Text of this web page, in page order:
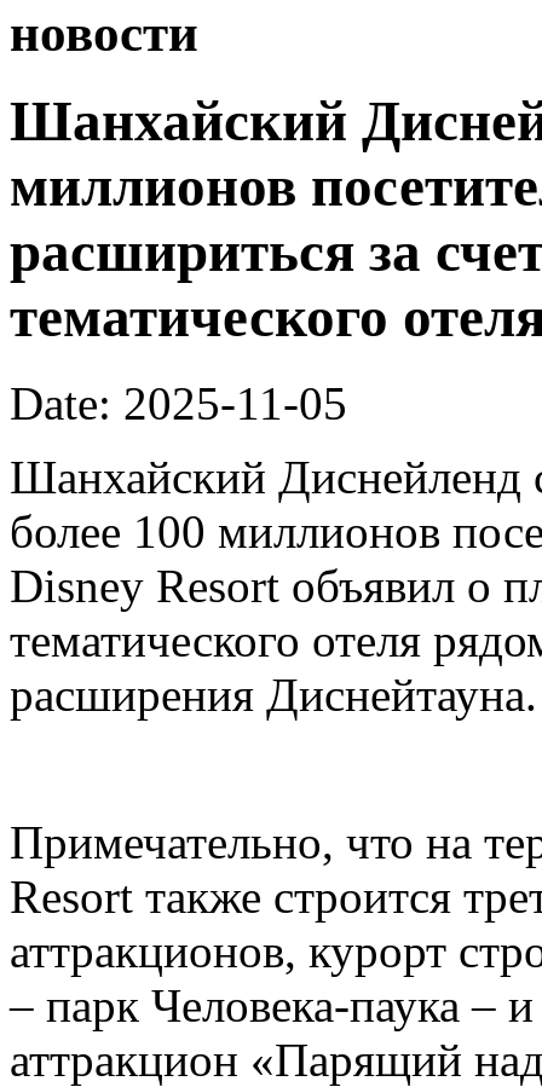
новости
Шанхайский
миллионов
расшириться за
тематического
Date: 2025-11-05
Шанхайский Диснейленд
более 100 миллионов
Disney Resort объявил о
тематического отеля
расширения Диснейтауна.
Примечательно, что на
Resort также строится
аттракционов, курорт
– парк Человека-паука –
аттракцион «Парящий